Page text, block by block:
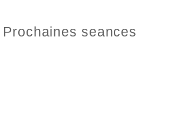
Prochaines seances